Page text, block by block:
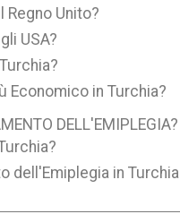
Unito?
USA?
Economico in Turchia?
DELL'EMIPLEGIA?
dell'Emiplegia in Turchia